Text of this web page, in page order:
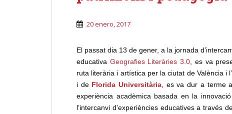
20 enero, 2017
El passat dia 13 de gener, a la jornada
educativa Geografies Literàries 3.0 , es va
ruta literària i artística per la ciutat de València i
i de Florida Universitària , es va dur a terme
experiència acadèmica basada en la
l’intercanvi d’experiències educatives a través